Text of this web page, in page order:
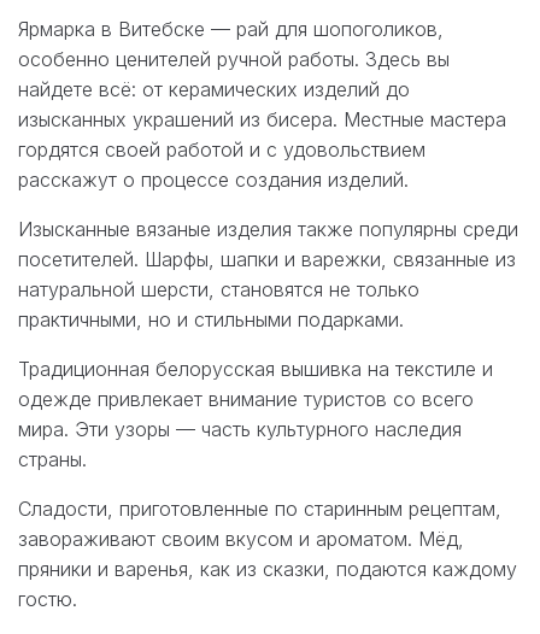
Ярмарка в Витебске — рай для шопоголиков,
особенно ценителей ручной работы. Здесь вы
найдете всё: от керамических изделий до
изысканных украшений из бисера. Местные мастера
гордятся своей работой и с удовольствием
расскажут о процессе создания изделий.
Изысканные вязаные изделия также популярны среди
посетителей. Шарфы, шапки и варежки, связанные из
натуральной шерсти, становятся не только
практичными, но и стильными подарками.
Традиционная белорусская вышивка на текстиле и
одежде привлекает внимание туристов со всего
мира. Эти узоры — часть культурного наследия
страны.
Сладости, приготовленные по старинным рецептам,
завораживают своим вкусом и ароматом. Мёд,
пряники и варенья, как из сказки, подаются каждому
гостю.